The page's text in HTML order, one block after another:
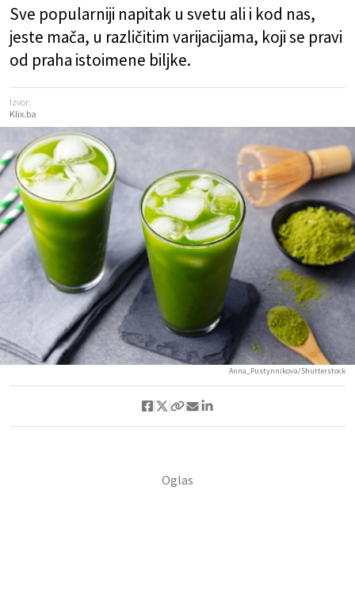
Sve popularniji napitak u svetu ali i kod nas,
jeste mača, u različitim varijacijama, koji se pravi
od praha istoimene biljke.
Izvor:
Klix.ba
Anna_Pustynnikova/Shutterstock